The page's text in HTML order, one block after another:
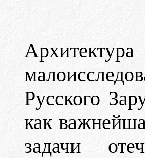
Русского
как
задачи